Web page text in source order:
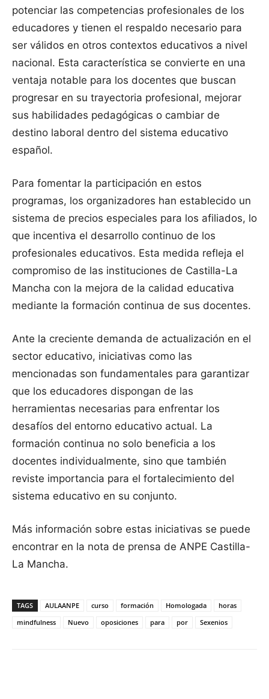
potenciar las competencias profesionales de los
educadores y tienen el respaldo necesario para
ser válidos en otros contextos educativos a nivel
nacional. Esta característica se convierte en una
ventaja notable para los docentes que buscan
progresar en su trayectoria profesional, mejorar
sus habilidades pedagógicas o cambiar de
destino laboral dentro del sistema educativo
español.
Para fomentar la participación en estos
programas, los organizadores han establecido un
sistema de precios especiales para los afiliados, lo
que incentiva el desarrollo continuo de los
profesionales educativos. Esta medida refleja el
compromiso de las instituciones de Castilla-La
Mancha con la mejora de la calidad educativa
mediante la formación continua de sus docentes.
Ante la creciente demanda de actualización en el
sector educativo, iniciativas como las
mencionadas son fundamentales para garantizar
que los educadores dispongan de las
herramientas necesarias para enfrentar los
desafíos del entorno educativo actual. La
formación continua no solo beneficia a los
docentes individualmente, sino que también
reviste importancia para el fortalecimiento del
sistema educativo en su conjunto.
Más información sobre estas iniciativas se puede
encontrar en la nota de prensa de ANPE Castilla-
La Mancha.
TAGS AULAANPE curso formación Homologada
horas
mindfulness
Nuevo oposiciones para por Sexenios